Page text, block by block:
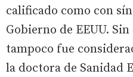
calificado como con
Gobierno de EEUU.
tampoco fue
la doctora de Sanidad